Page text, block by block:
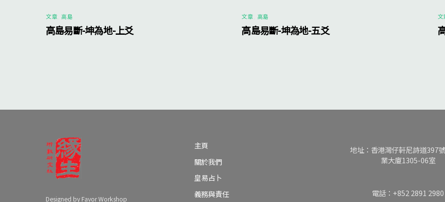
文章 高島
高島易斷-坤為地-上爻
文章 高島
高島易斷-坤為地-五爻
文
Designed by Favor Workshop
主頁
關於我們
皇易占卜
義務與責任
地址：香港灣仔軒尼詩道397
業大廈1305-06室
電話：+852 2891 2980